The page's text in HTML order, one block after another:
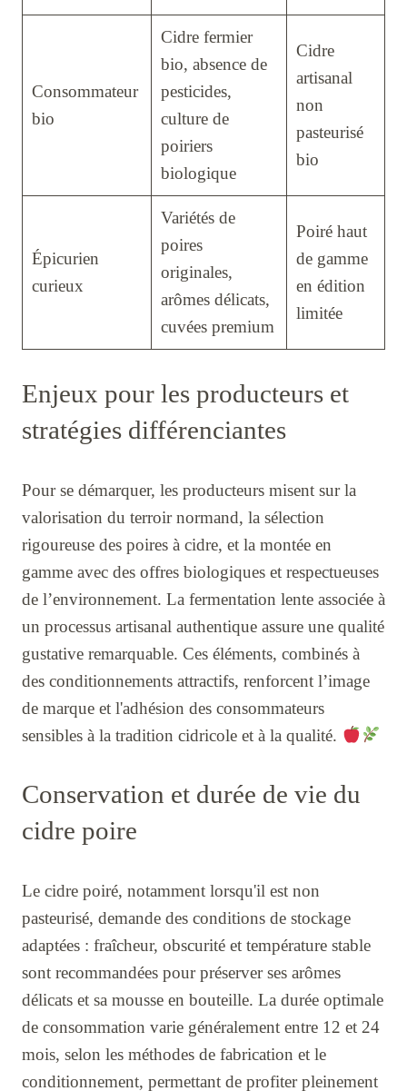
Consommateur
bio
Cidre fermier
bio, absence de
pesticides,
culture de
poiriers
biologique
Cidre
artisanal
non
pasteurisé
bio
Épicurien
curieux
Variétés de
poires
originales,
arômes délicats,
cuvées premium
Poiré haut
de gamme
en édition
limitée
Enjeux pour les producteurs et
stratégies différenciantes
Pour se démarquer, les producteurs misent sur la
valorisation du terroir normand, la sélection
rigoureuse des poires à cidre, et la montée en
gamme avec des offres biologiques et respectueuses
de l’environnement. La fermentation lente associée à
un processus artisanal authentique assure une qualité
gustative remarquable. Ces éléments, combinés à
des conditionnements attractifs, renforcent l’image
de marque et l'adhésion des consommateurs
sensibles à la tradition cidricole et à la qualité.
Conservation et durée de vie du
cidre poire
Le cidre poiré, notamment lorsqu'il est non
pasteurisé, demande des conditions de stockage
adaptées : fraîcheur, obscurité et température stable
sont recommandées pour préserver ses arômes
délicats et sa mousse en bouteille. La durée optimale
de consommation varie généralement entre 12 et 24
mois, selon les méthodes de fabrication et le
conditionnement, permettant de profiter pleinement